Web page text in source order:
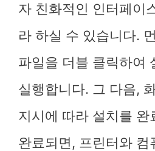
자 친화적인 인터페이
라 하실 수 있습니다.
파일을 더블 클릭하여
실행합니다. 그 다음,
지시에 따라 설치를 완
완료되면, 프린터와 컴